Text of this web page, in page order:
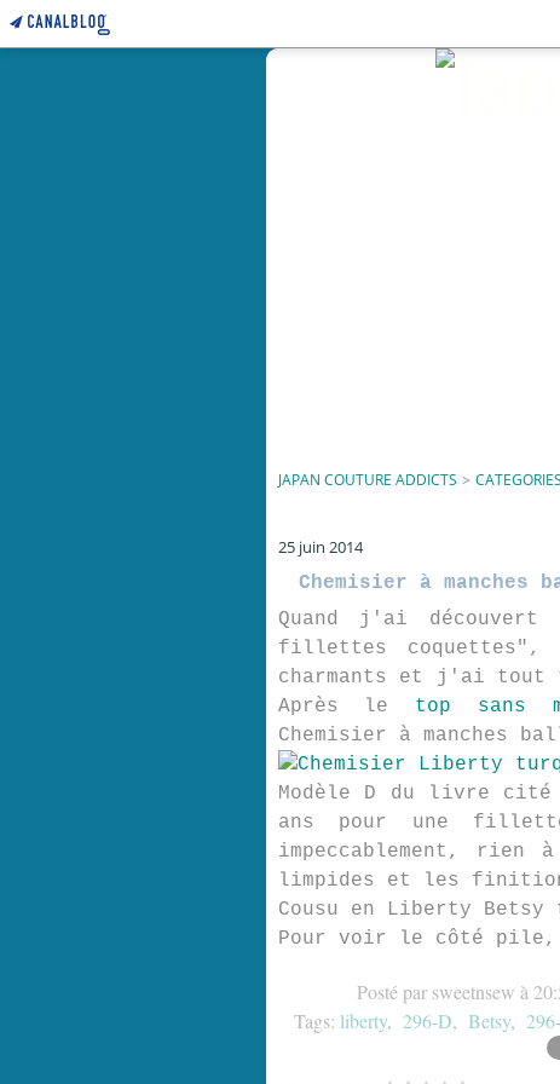
JAPAN COUTURE ADDICTS > CATEGORIES
25 juin 2014
Chemisier à
Quand j'ai
fillettes coquettes",
charmants et j'ai tout
Après le top sans
Chemisier à manches
Modèle D du livre
ans pour une
impeccablement,
limpides et les
Cousu en Liberty
Pour voir le côté pile,
Posté par sweetnsew à
Tags: liberty, 296-D, Betsy,